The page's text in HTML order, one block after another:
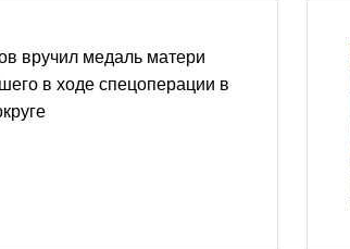
вручил медаль матери
в ходе спецоперации в